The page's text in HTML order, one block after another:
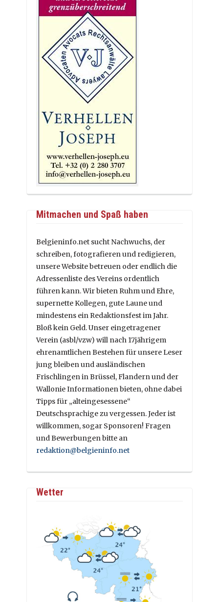
Mitmachen und Spaß haben
Belgieninfo.net sucht Nachwuchs, der
schreiben, fotografieren und redigieren,
unsere Website betreuen oder endlich die
Adressenliste des Vereins ordentlich
führen kann. Wir bieten Ruhm und Ehre,
supernette Kollegen, gute Laune und
mindestens ein Redaktionsfest im Jahr.
Bloß kein Geld. Unser eingetragener
Verein (asbl/vzw) will nach 17jährigem
ehrenamtlichen Bestehen für unsere Leser
jung bleiben und ausländischen
Frischlingen in Brüssel, Flandern und der
Wallonie Informationen bieten, ohne dabei
Tipps für „alteingesessene“
Deutschsprachige zu vergessen. Jeder ist
willkommen, sogar Sponsoren! Fragen
und Bewerbungen bitte an
redaktion@belgieninfo.net
Wetter